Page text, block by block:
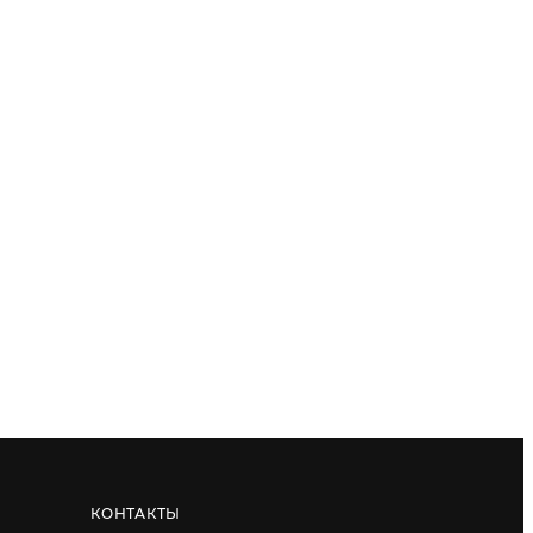
КОНТАКТЫ